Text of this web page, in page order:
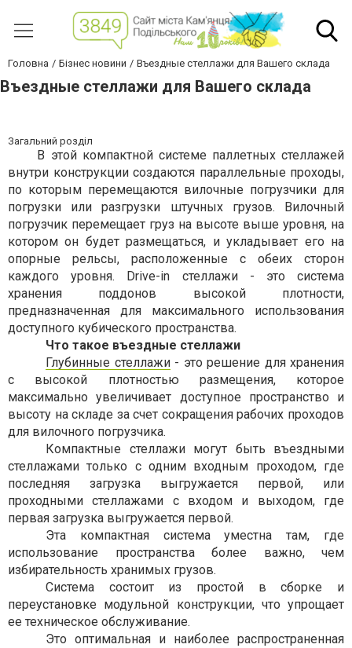
Головна Бізнес новини Въездные стеллажи для Вашего склада
Въездные стеллажи для Вашего склада
Загальний розділ
В этой компактной системе паллетных стеллажей
внутри конструкции создаются параллельные проходы,
по которым перемещаются вилочные погрузчики для
погрузки или разгрузки штучных грузов. Вилочный
погрузчик перемещает груз на высоте выше уровня, на
котором он будет размещаться, и укладывает его на
опорные рельсы, расположенные с обеих сторон
каждого уровня. Drive-in стеллажи - это система
хранения поддонов высокой плотности,
предназначенная для максимального использования
доступного кубического пространства.
Что такое въездные стеллажи
Глубинные стеллажи- это решение для хранения
с высокой плотностью размещения, которое
максимально увеличивает доступное пространство и
высоту на складе за счет сокращения рабочих проходов
для вилочного погрузчика.
Компактные стеллажи могут быть въездными
стеллажами только с одним входным проходом, где
последняя загрузка выгружается первой, или
проходными стеллажами с входом и выходом, где
первая загрузка выгружается первой.
Эта компактная система уместна там, где
использование пространства более важно, чем
избирательность хранимых грузов.
Система состоит из простой в сборке и
переустановке модульной конструкции, что упрощает
ее техническое обслуживание.
Это оптимальная и наиболее распространенная